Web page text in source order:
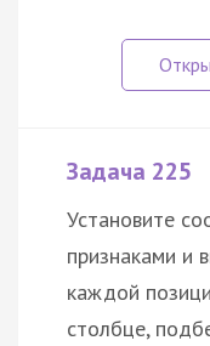
Задача 225
Установите
признаками и
каждой
столбце,